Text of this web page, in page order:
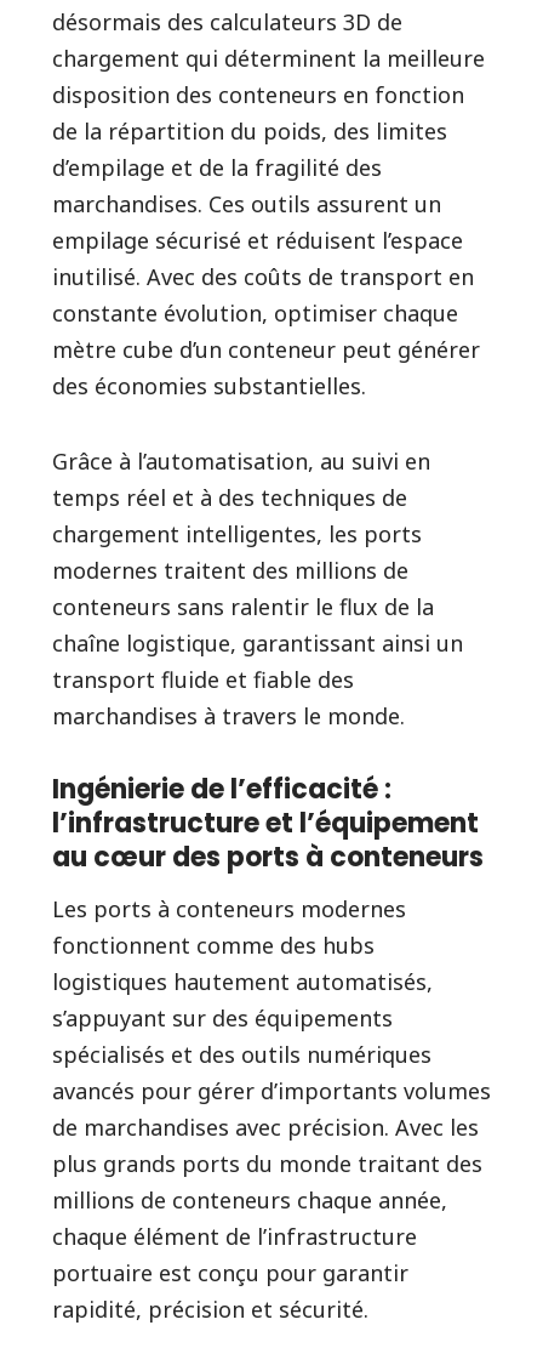
désormais des calculateurs 3D de
chargement qui déterminent la meilleure
disposition des conteneurs en fonction
de la répartition du poids, des limites
d’empilage et de la fragilité des
marchandises. Ces outils assurent un
empilage sécurisé et réduisent l’espace
inutilisé. Avec des coûts de transport en
constante évolution, optimiser chaque
mètre cube d’un conteneur peut générer
des économies substantielles.
Grâce à l’automatisation, au suivi en
temps réel et à des techniques de
chargement intelligentes, les ports
modernes traitent des millions de
conteneurs sans ralentir le flux de la
chaîne logistique, garantissant ainsi un
transport fluide et fiable des
marchandises à travers le monde.
Ingénierie de l’efficacité :
l’infrastructure et l’équipement
au cœur des ports à conteneurs
Les ports à conteneurs modernes
fonctionnent comme des hubs
logistiques hautement automatisés,
s’appuyant sur des équipements
spécialisés et des outils numériques
avancés pour gérer d’importants volumes
de marchandises avec précision. Avec les
plus grands ports du monde traitant des
millions de conteneurs chaque année,
chaque élément de l’infrastructure
portuaire est conçu pour garantir
rapidité, précision et sécurité.